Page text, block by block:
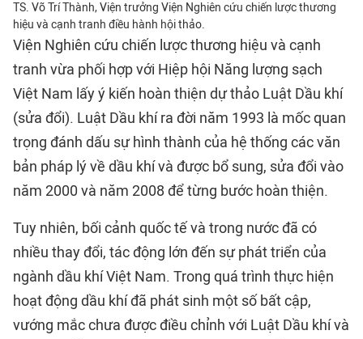
TS. Võ Trí Thành, Viện trưởng Viện Nghiên cứu chiến lược thương
hiệu và cạnh tranh điều hành hội thảo.
Viện Nghiên cứu chiến lược thương hiệu và cạnh
tranh vừa phối hợp với Hiệp hội Năng lượng sạch
Việt Nam lấy ý kiến hoàn thiện dự thảo Luật Dầu khí
(sửa đổi). Luật Dầu khí ra đời năm 1993 là mốc quan
trọng đánh dấu sự hình thành của hệ thống các văn
bản pháp lý về dầu khí và được bổ sung, sửa đổi vào
năm 2000 và năm 2008 để từng bước hoàn thiện.
Tuy nhiên, bối cảnh quốc tế và trong nước đã có
nhiều thay đổi, tác động lớn đến sự phát triển của
ngành dầu khí Việt Nam. Trong quá trình thực hiện
hoạt động dầu khí đã phát sinh một số bất cập,
vướng mắc chưa được điều chỉnh với Luật Dầu khí và